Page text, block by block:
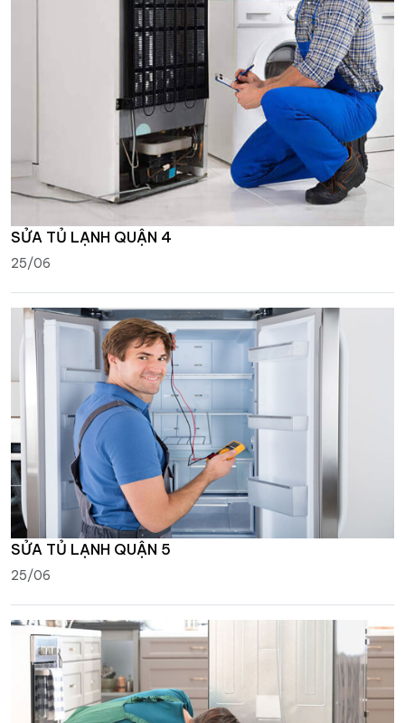
SỬA TỦ LẠNH QUẬN 4
25/06
SỬA TỦ LẠNH QUẬN 5
25/06